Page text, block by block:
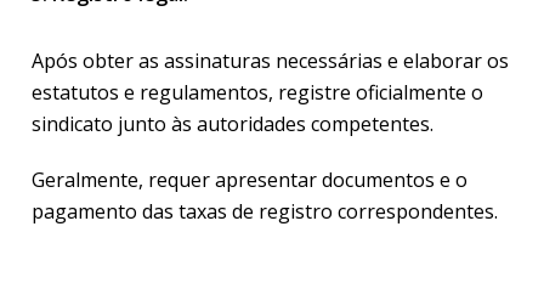
Após obter as assinaturas necessárias e elaborar os
estatutos e regulamentos, registre oficialmente o
sindicato junto às autoridades competentes.
Geralmente, requer apresentar documentos e o
pagamento das taxas de registro correspondentes.